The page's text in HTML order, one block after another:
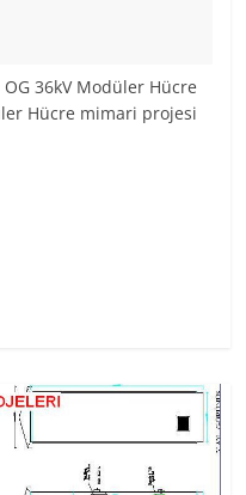
36kV Modüler Hücre
Hücre mimari projesi